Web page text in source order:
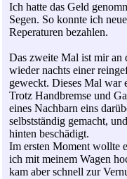
Ich hatte das Geld
Segen. So konnte ich
Reperaturen bezahlen.
Das zweite Mal ist mir an
wieder nachts einer
geweckt. Dieses Mal war
Trotz Handbremse und
eines Nachbarn eins
selbstständig gemacht,
hinten beschädigt.
Im ersten Moment wollte
ich mit meinem Wagen
kam aber schnell zur